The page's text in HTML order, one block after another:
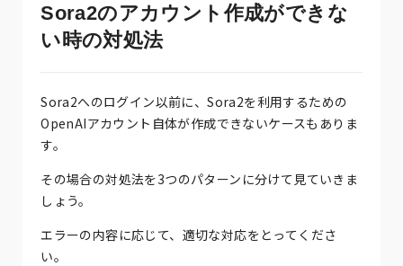
Sora2のアカウント作成ができな
い時の対処法
Sora2へのログイン以前に、Sora2を利用するための
OpenAIアカウント自体が作成できないケースもありま
す。
その場合の対処法を3つのパターンに分けて見ていきま
しょう。
エラーの内容に応じて、適切な対応をとってくださ
い。